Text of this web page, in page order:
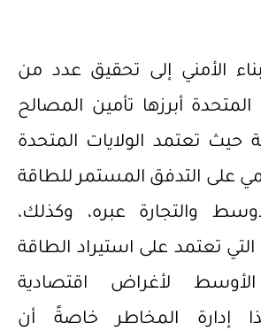
الأمني إلى تحقيق عدد من
المتحدة أبرزها تأمين المصالح
حيث تعتمد الولايات المتحدة
على التدفق المستمر للطاقة
والتجارة عبره، وكذلك،
تعتمد على استيراد الطاقة
لأغراض اقتصادية
إدارة المخاطر خاصةً أن